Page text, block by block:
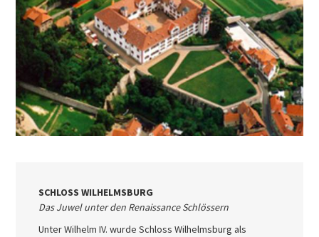
SCHLOSS WILHELMSBURG
Das Juwel unter den Renaissance Schlössern
Unter Wilhelm IV. wurde Schloss Wilhelmsburg als